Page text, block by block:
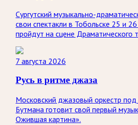
Сургутский музыкально-
свои спектакли в Тобольске 25 и 26
пройдут на сцене Драматического
7 августа 2026
Русь в ритме джаза
Московский джазовый оркестр под
Бутмана готовит свой первый
Ожившая картина».